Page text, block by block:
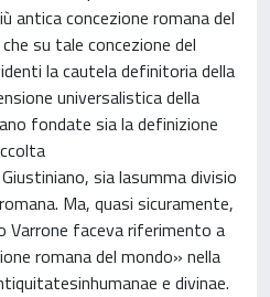
antica concezione romana del
su tale concezione del
la cautela definitoria della
universalistica della
fondate sia la definizione
sia lasumma divisio
Ma, quasi sicuramente,
Varrone faceva riferimento a
romana del mondo» nella
e divinae.